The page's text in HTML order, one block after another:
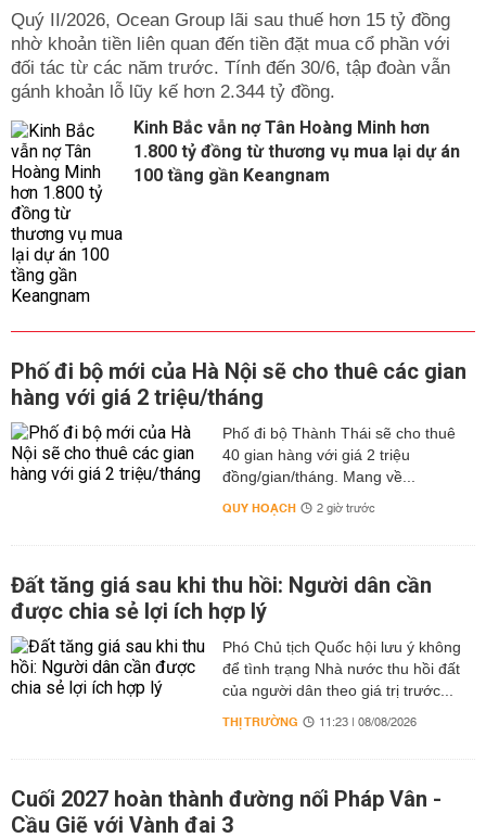
Quý II/2026, Ocean Group lãi sau thuế hơn 15 tỷ đồng
nhờ khoản tiền liên quan đến tiền đặt mua cổ phần với
đối tác từ các năm trước. Tính đến 30/6, tập đoàn vẫn
gánh khoản lỗ lũy kế hơn 2.344 tỷ đồng.
Kinh Bắc vẫn nợ Tân Hoàng Minh hơn
1.800 tỷ đồng từ thương vụ mua lại dự án
100 tầng gần Keangnam
Phố đi bộ mới của Hà Nội sẽ cho thuê các gian
hàng với giá 2 triệu/tháng
Phố đi bộ Thành Thái sẽ cho thuê
40 gian hàng với giá 2 triệu
đồng/gian/tháng. Mang về...
QUY HOẠCH 2 giờ trước
Đất tăng giá sau khi thu hồi: Người dân cần
được chia sẻ lợi ích hợp lý
Phó Chủ tịch Quốc hội lưu ý không
để tình trạng Nhà nước thu hồi đất
của người dân theo giá trị trước...
THỊ TRƯỜNG 11:23 | 08/08/2026
Cuối 2027 hoàn thành đường nối Pháp Vân -
Cầu Giẽ với Vành đai 3